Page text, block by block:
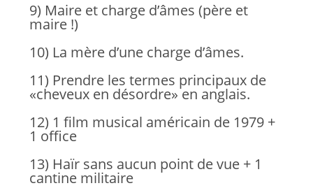
9) Maire et charge d’âmes (père et
maire !)
10) La mère d’une charge d’âmes.
11) Prendre les termes principaux de
«cheveux en désordre» en anglais.
12) 1 film musical américain de 1979 +
1 office
13) Haïr sans aucun point de vue + 1
cantine militaire